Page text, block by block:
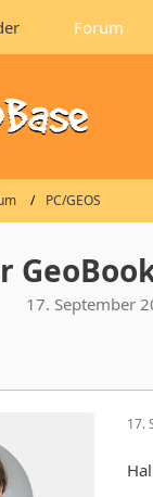
Forum
PC/GEOS
17. September
17.